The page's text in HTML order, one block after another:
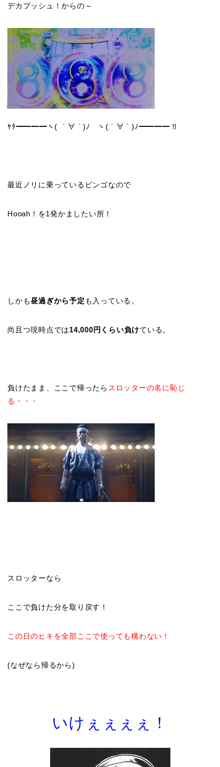
デカプッシュ！からの～
ﾔﾀ━━━━ヽ( ＾∀＾)ﾉ ヽ(＾∀＾)ﾉ━━━━ !!
最近ノリに乗っているビンゴなので
Hooah！を1発かましたい所！
しかも昼過ぎから予定 も入っている。
尚且つ現時点では14,000円くらい負けている。
負けたまま、ここで帰ったら スロッターの名に恥じ
る・・・
スロッターなら
ここで負けた分を取り戻す！
この日のヒキを全部ここで使っても構わない！
(なぜなら帰るから)
いけぇぇぇぇ！